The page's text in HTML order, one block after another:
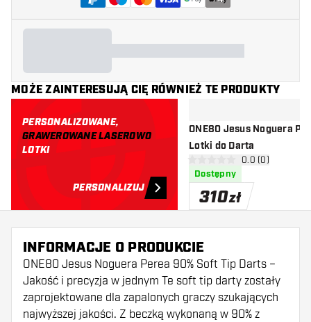
MOŻE ZAINTERESUJĄ CIĘ RÓWNIEŻ TE PRODUKTY
PERSONALIZOWANE,
GRAWEROWANE LASEROWO
LOTKI
PERSONALIZUJ
ONE80 Jesus Noguera
Lotki do Darta
otwórz panel
0 gwiazdki oceny0.0 (0)
Dostępny
310zł
INFORMACJE O PRODUKCIE
ONE80 Jesus Noguera Perea 90% Soft Tip Darts –
Jakość i precyzja w jednym Te soft tip darty zostały
zaprojektowane dla zapalonych graczy szukających
najwyższej jakości. Z beczką wykonaną w 90% z